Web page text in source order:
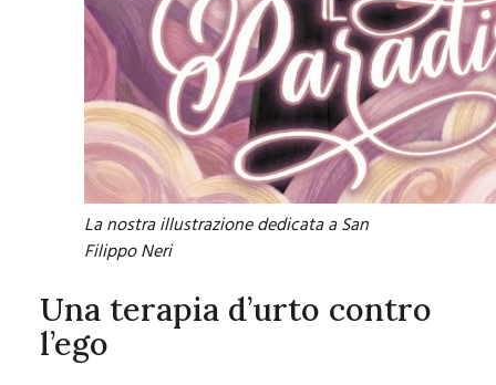
La nostra illustrazione dedicata a San
Filippo Neri
Una terapia d’urto contro
l’ego